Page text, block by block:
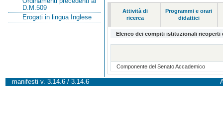
D.M.509
Erogati in lingua Inglese
Attività di
ricerca
Programmi e orari
didattici
Elenco dei compiti istituzionali ricoperti
Componente del Senato Accademico
manifesti v. 3.14.6 / 3.14.6